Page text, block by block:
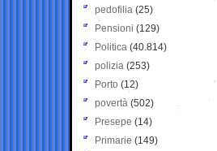
pedofilia (25)
Pensioni (129)
Politica (40.814)
polizia (253)
Porto (12)
povertà (502)
Presepe (14)
Primarie (149)